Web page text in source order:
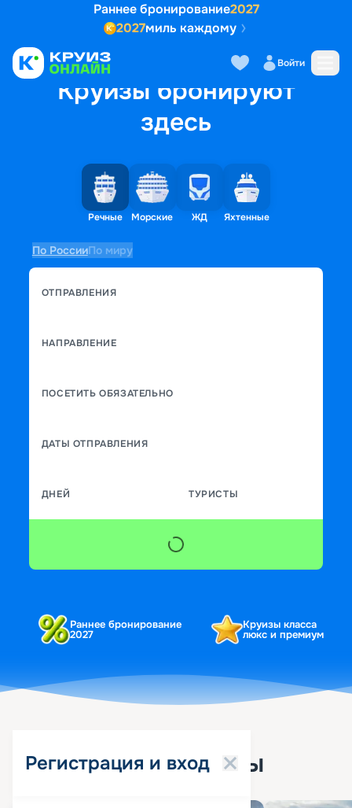
Раннее бронирование2027
2027миль каждому
Войти
Круизы бронируют
здесь
Речные Морские ЖД Яхтенные
По РоссииПо миру
ОТПРАВЛЕНИЯ
НАПРАВЛЕНИЕ
ПОСЕТИТЬ ОБЯЗАТЕЛЬНО
ДАТЫ ОТПРАВЛЕНИЯ
ДНЕЙ ТУРИСТЫ
Раннее бронирование
2027
Круизы класса
люкс и премиум
Регистрация и вход
Популярные круизы